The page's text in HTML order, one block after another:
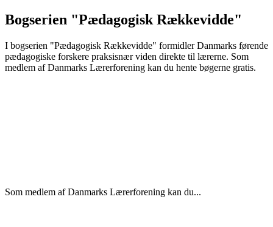
Bogserien "Pædagogisk Rækkevidde"
I bogserien "Pædagogisk Rækkevidde" formidler Danmarks førende
pædagogiske forskere praksisnær viden direkte til lærerne. Som
medlem af Danmarks Lærerforening kan du hente bøgerne gratis.
Som medlem af Danmarks Lærerforening kan du...